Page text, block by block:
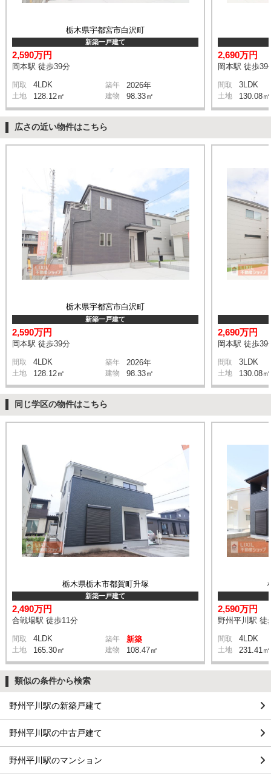
栃木県宇都宮市白沢町
新築一戸建て
2,590万円
岡本駅 徒歩39分
間取 4LDK 築年 2026年
土地 128.12㎡ 建物 98.33㎡
2,690万円
岡本駅 徒歩39
間取 3LDK
土地 130.08㎡
広さの近い物件はこちら
栃木県宇都宮市白沢町
新築一戸建て
2,590万円
岡本駅 徒歩39分
間取 4LDK 築年 2026年
土地 128.12㎡ 建物 98.33㎡
2,690万円
岡本駅 徒歩39
間取 3LDK
土地 130.08㎡
同じ学区の物件はこちら
栃木県栃木市都賀町升塚
新築一戸建て
2,490万円
合戦場駅 徒歩11分
間取 4LDK 築年 新築
土地 165.30㎡ 建物 108.47㎡
2,590万円
野州平川駅 徒
間取 4LDK
土地 231.41㎡
類似の条件から検索
野州平川駅の新築戸建て
野州平川駅の中古戸建て
野州平川駅のマンション